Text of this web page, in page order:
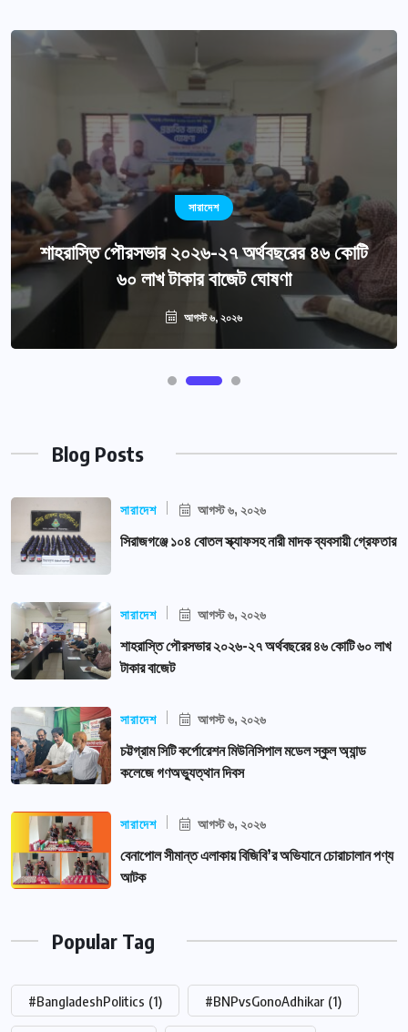
সারাদেশ
শাহরাস্তি পৌরসভার ২০২৬-২৭ অর্থবছরের ৪৬ কোটি
৬০ লাখ টাকার বাজেট ঘোষণা
আগস্ট ৬, ২০২৬
Blog Posts
সারাদেশ আগস্ট ৬, ২০২৬
সিরাজগঞ্জে ১০৪ বোতল স্ক্যাফসহ নারী মাদক ব্যবসায়ী গ্রেফতার
সারাদেশ আগস্ট ৬, ২০২৬
শাহরাস্তি পৌরসভার ২০২৬-২৭ অর্থবছরের ৪৬ কোটি ৬০ লাখ
টাকার বাজেট
সারাদেশ আগস্ট ৬, ২০২৬
চট্টগ্রাম সিটি কর্পোরেশন মিউনিসিপাল মডেল স্কুল অ্যান্ড
কলেজে গণঅভ্যুত্থান দিবস
সারাদেশ আগস্ট ৬, ২০২৬
বেনাপোল সীমান্ত এলাকায় বিজিবি’র অভিযানে চোরাচালান পণ্য
আটক
Popular Tag
#BangladeshPolitics (1) #BNPvsGonoAdhikar (1)